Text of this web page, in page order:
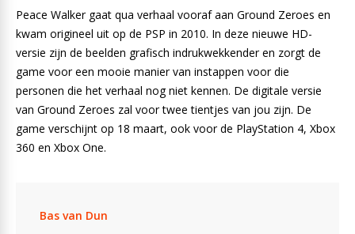
Peace Walker gaat qua verhaal vooraf aan Ground Zeroes en
kwam origineel uit op de PSP in 2010. In deze nieuwe HD-
versie zijn de beelden grafisch indrukwekkender en zorgt de
game voor een mooie manier van instappen voor die
personen die het verhaal nog niet kennen. De digitale versie
van Ground Zeroes zal voor twee tientjes van jou zijn. De
game verschijnt op 18 maart, ook voor de PlayStation 4, Xbox
360 en Xbox One.
Bas van Dun